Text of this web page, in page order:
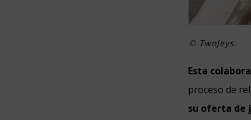
©TwoJeys.
Esta
proceso de
su oferta de